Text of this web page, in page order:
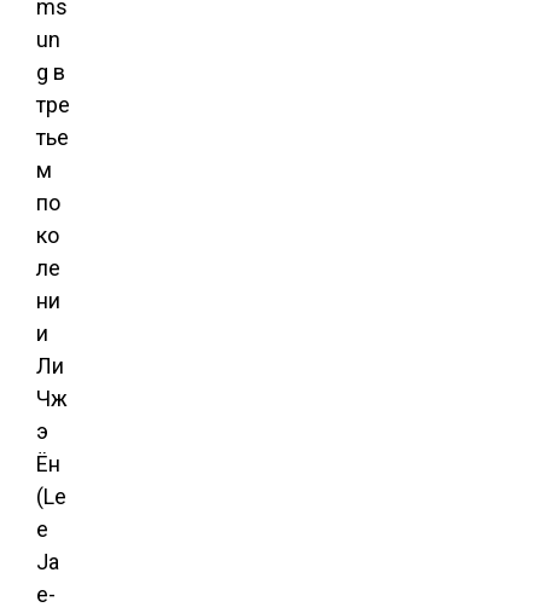
ms
un
g в
тре
тье
м
по
ко
ле
ни
и
Ли
Чж
э
Ён
(Le
e
Ja
e-